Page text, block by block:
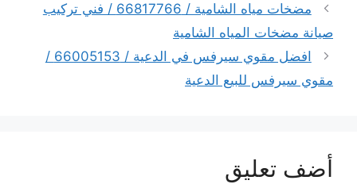
مضخات مياه الشامية / 66817766 / فني تركيب
صيانة مضخات المياه الشامية
افضل مقوي سيرفس في الدعية / 66005153 /
مقوي سيرفس للبيع الدعية
أضف تعليق